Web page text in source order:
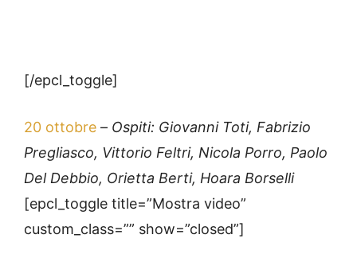
[/epcl_toggle]
20 ottobre – Ospiti: Giovanni Toti, Fabrizio
Pregliasco, Vittorio Feltri, Nicola Porro, Paolo
Del Debbio, Orietta Berti, Hoara Borselli
[epcl_toggle title=”Mostra video”
custom_class=”” show=”closed”]